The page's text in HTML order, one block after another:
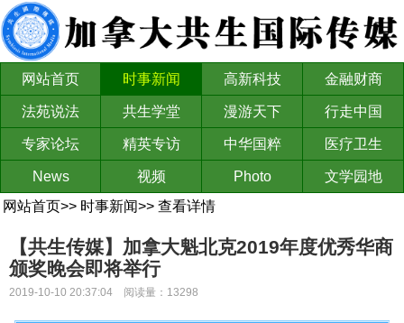
网站首页 时事新闻 高新科技 金融财商
法苑说法 共生学堂 漫游天下 行走中国
专家论坛 精英专访 中华国粹 医疗卫生
News 视频 Photo
文学园地
网站首页>> 时事新闻>> 查看详情
【共生传媒】加拿大魁北克2019年度优秀华商
颁奖晚会即将举行
2019-10-10 20:37:04 阅读量：13298